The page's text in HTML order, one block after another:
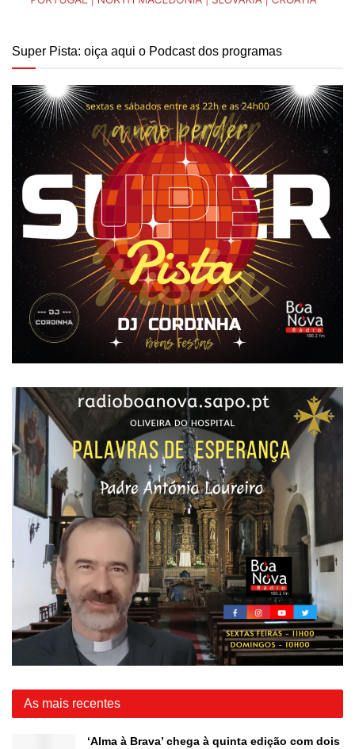
Super Pista: oiça aqui o Podcast dos programas
As mais recentes
‘Alma à Brava’ chega à quinta edição com dois